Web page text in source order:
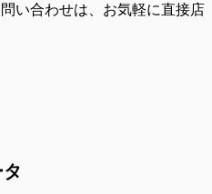
い合わせは、お気軽に直接店